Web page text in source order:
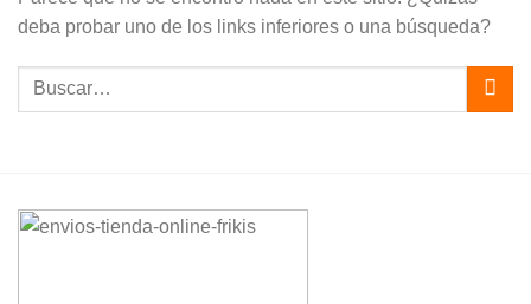
deba probar uno de los links inferiores o una búsqueda?